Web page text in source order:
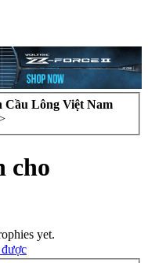
Lông Việt Nam
cho
yet.
được